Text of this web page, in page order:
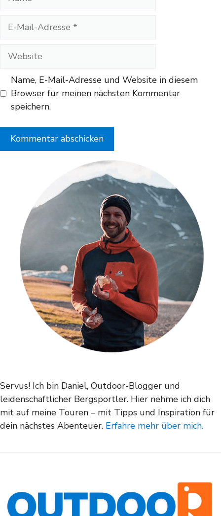
Website
Name, E-Mail-Adresse und Website in diesem
Browser für meinen nächsten Kommentar
speichern.
Servus! Ich bin Daniel, Outdoor-Blogger und
leidenschaftlicher Bergsportler. Hier nehme ich dich
mit auf meine Touren – mit Tipps und Inspiration für
dein nächstes Abenteuer. Erfahre mehr über mich.